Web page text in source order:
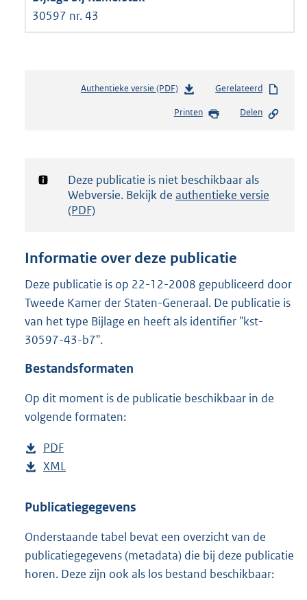
30597 nr. 43
Authentieke versie (PDF)b
s
d
g
t
e
:
1
Gerelateerd
Printen Delen
Notificatie:
Deze publicatie is niet beschikbaar als
Webversie. Bekijk de authentieke versie
(PDF)
Informatie over deze publicatie
Deze publicatie is op 22-12-2008 gepubliceerd door
Tweede Kamer der Staten-Generaal. De publicatie is
van het type Bijlage en heeft als identifier "kst-
30597-43-b7".
Bestandsformaten
Op dit moment is de publicatie beschikbaar in de
volgende formaten:
D
o
n
o
a
d
PDF
e
t
n
d
s
D
w
l
o
a
XML
s
a
n
d
Publicatiegegevens
Onderstaande tabel bevat een overzicht van de
publicatiegegevens (metadata) die bij deze publicatie
horen. Deze zijn ook als los bestand beschikbaar: